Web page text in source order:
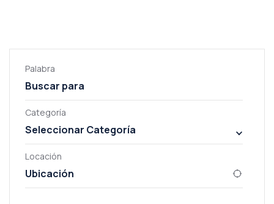
Palabra
Categoría
Seleccionar Categoría
Locación